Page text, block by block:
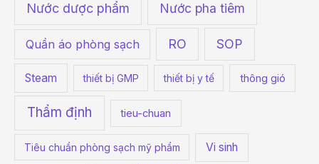
Nước dược phẩm Nước pha tiêm
Quần áo phòng sạch RO SOP
Steam thiết bị GMP thiết bị y tế thông gió
Thẩm định tieu-chuan
Tiêu chuẩn phòng sạch mỹ phẩm Vi sinh